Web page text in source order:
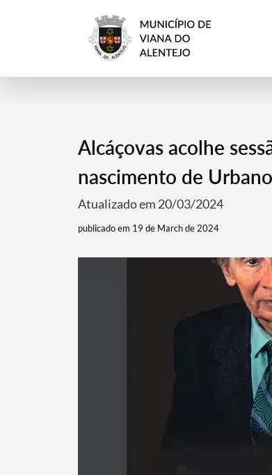
Alcáçovas acolhe
nascimento de
Atualizado em 20/03/2024
publicado em 19 de March de 2024